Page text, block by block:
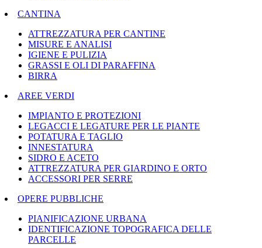
CANTINA
ATTREZZATURA PER CANTINE
MISURE E ANALISI
IGIENE E PULIZIA
GRASSI E OLI DI PARAFFINA
BIRRA
AREE VERDI
IMPIANTO E PROTEZIONI
LEGACCI E LEGATURE PER LE PIANTE
POTATURA E TAGLIO
INNESTATURA
SIDRO E ACETO
ATTREZZATURA PER GIARDINO E ORTO
ACCESSORI PER SERRE
OPERE PUBBLICHE
PIANIFICAZIONE URBANA
IDENTIFICAZIONE TOPOGRAFICA DELLE
PARCELLE